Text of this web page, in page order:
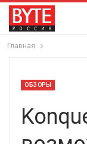
Главная
ОБЗОРЫ